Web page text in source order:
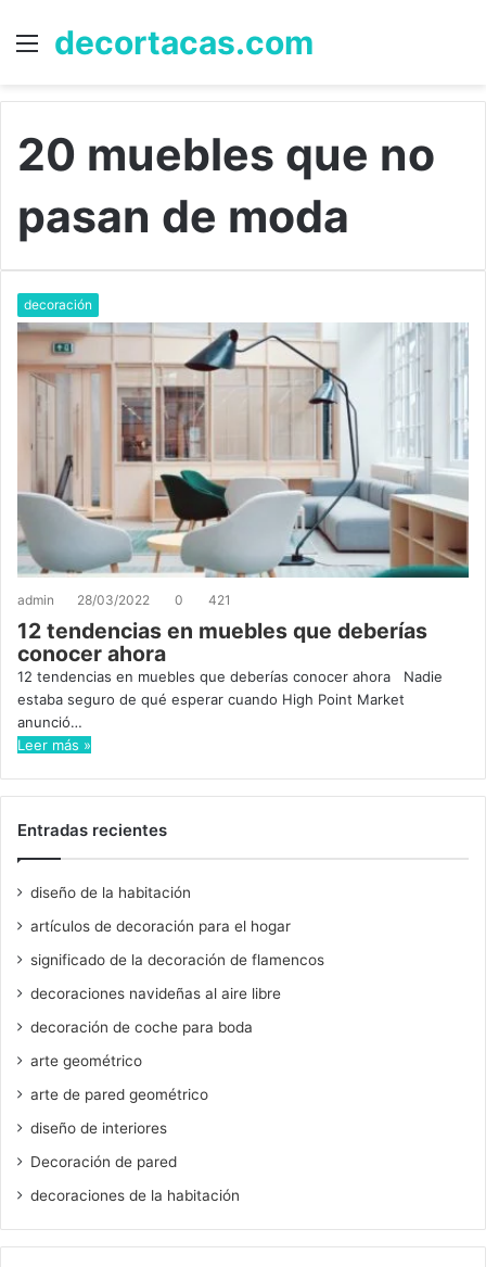
Menú
decortacas.com
20 muebles que no
pasan de moda
decoración
admin 28/03/2022 0 421
12 tendencias en muebles que deberías
conocer ahora
12 tendencias en muebles que deberías conocer ahora Nadie
estaba seguro de qué esperar cuando High Point Market
anunció…
Leer más »
Entradas recientes
diseño de la habitación
artículos de decoración para el hogar
significado de la decoración de flamencos
decoraciones navideñas al aire libre
decoración de coche para boda
arte geométrico
arte de pared geométrico
diseño de interiores
Decoración de pared
decoraciones de la habitación